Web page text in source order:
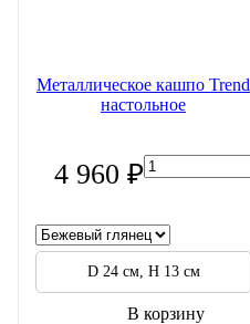
Металлическое кашпо Trend
настольное
4 960 ₽
D 24 см, H 13 см
В корзину